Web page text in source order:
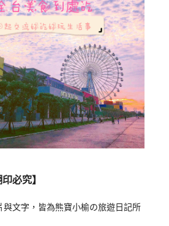
必究】
與文字，皆為熊寶小榆の旅遊日記所